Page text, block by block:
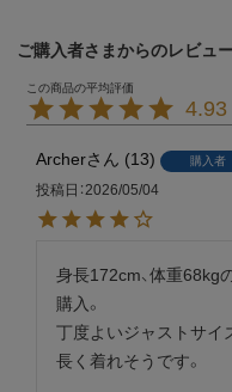
ご購入者さまからのレビュ
4.93
Archer 13 購入者
投稿日 2026/05/04
身長172cm、体重68kg
購入。
丁度よいジャストサイ
長く着れそうです。